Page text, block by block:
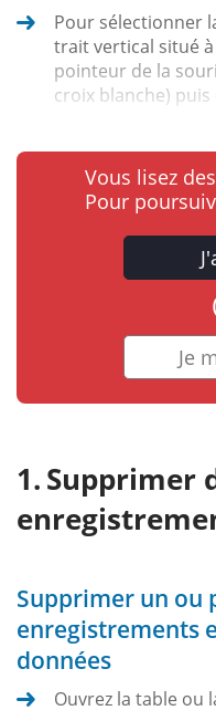
Pour sélectionner
trait vertical situé
pointeur de la
croix blanche) puis
Vous lisez des
Pour
Je
Supprimer
Supprimer un ou
enregistrements
données
Ouvrez la table ou